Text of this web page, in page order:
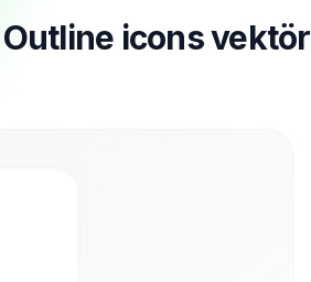
icons vektör